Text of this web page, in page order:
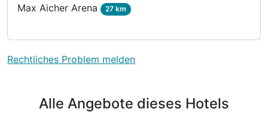
Max Aicher Arena 27 km
Rechtliches Problem melden
Alle Angebote dieses Hotels